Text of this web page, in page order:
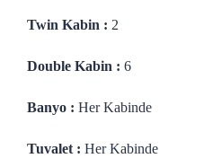
Twin Kabin : 2
Double Kabin : 6
Banyo : Her Kabinde
Tuvalet : Her Kabinde